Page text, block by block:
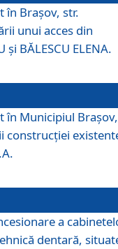
în Braşov, str.
unui acces din
şi BĂLESCU ELENA.
în Municipiul
construcţiei
a
dentară,